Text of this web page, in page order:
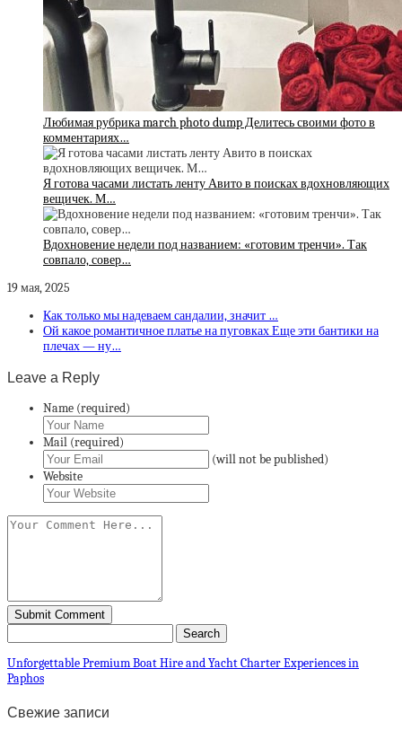
Любимая рубрика march photo dump Делитесь своими фото в
комментариях…
Я готова часами листать ленту Авито в поисках вдохновляющих
вещичек. М…
Вдохновение недели под названием: «готовим тренчи». Так
совпало, совер…
19 мая, 2025
Как только мы надеваем сандалии, значит …
Ой какое романтичное платье на пуговках Еще эти бантики на
плечах — ну…
Leave a Reply
Name (required)
Mail (required)
(will not be published)
Website
Unforgettable Premium Boat Hire and Yacht Charter Experiences in
Paphos
Свежие записи